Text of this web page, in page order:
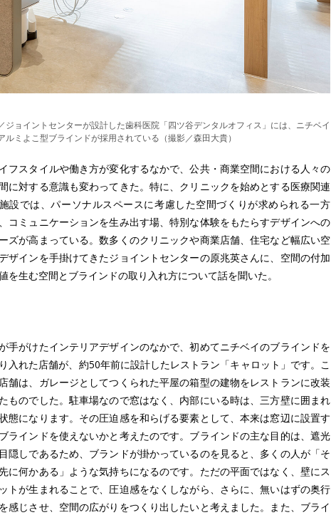
ジョイントセンターが設計した歯科医院「四ツ谷デンタルオフィス」には、ニチベイ
ルミよこ型ブラインドが採用されている（撮影／森田大貴）
フスタイルや働き方が変化するなかで、公共・商業空間における人々の
に対する意識も変わってきた。特に、クリニックを始めとする医療関連
設では、パーソナルスペースに考慮した空間づくりが求められる一方
コミュニケーションを生み出す場、特別な体験をもたらすデザインへの
ズが高まっている。数多くのクリニックや商業店舗、住宅など幅広い空
ザインを手掛けてきたジョイントセンターの原兆英さんに、空間の付加
を生む空間とブラインドの取り入れ方について話を聞いた。
手がけたインテリアデザインのなかで、初めてニチベイのブラインドを
入れた店舗が、約50年前に設計したレストラン「キャロット」です。こ
舗は、ガレージとしてつくられた平屋の箱型の建物をレストランに改装
ものでした。駐車場なので窓はなく、内部にいる時は、三方壁に囲まれ
態になります。その圧迫感を和らげる要素として、本来は窓辺に設置す
ラインドを使えないかと考えたのです。ブラインドの主な目的は、遮光
隠しであるため、ブランドが掛かっているのを見ると、多くの人が「そ
に何かある」ような気持ちになるのです。ただの平面ではなく、壁にス
トが生まれることで、圧迫感をなくしながら、さらに、無いはずの奥行
感じさせ、空間の広がりをつくり出したいと考えました。また、ブライ